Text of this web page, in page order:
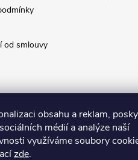
obsahu a reklam,
médií a analýze naší
využíváme soubory
zde.
od smlouvy
nastavení cookies